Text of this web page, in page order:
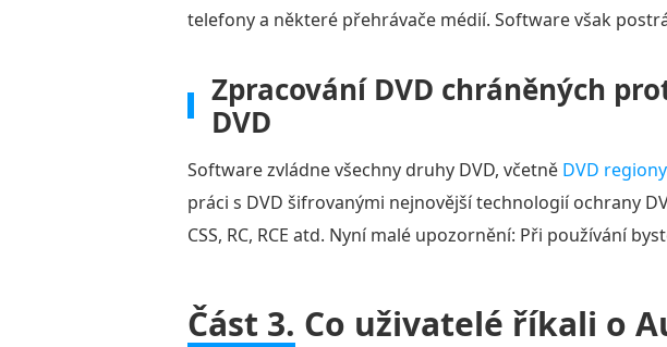
telefony a některé přehrávače médií. Software však
Zpracování DVD chráněných
DVD
Software zvládne všechny druhy DVD, včetně DVD regiony
práci s DVD šifrovanými nejnovější technologií ochrany
CSS, RC, RCE atd. Nyní malé upozornění: Při používání
Část 3. Co uživatelé říkali o